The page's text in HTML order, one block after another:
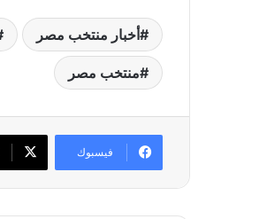
أخبار منتخب مصر
منتخب مصر
فيسبوك